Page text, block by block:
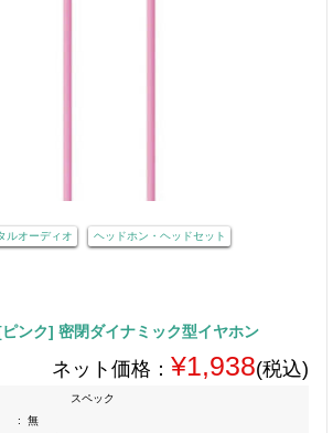
ルオーディオ ヘッドホン・ヘッドセット
ンク] 密閉ダイナミック型イヤホン
ネット価格： ¥1,938(税込)
スペック
:
無